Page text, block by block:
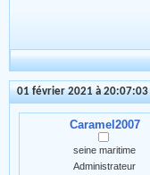
01 février 2021 à 20:07:03
Caramel2007
seine maritime
Administrateur